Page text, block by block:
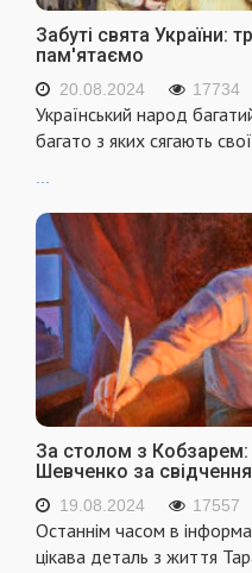
Забуті свята України:
пам'ятаємо
20.08.2024 17734
Український народ
багато з яких сягають
За столом з
Шевченко за
19.08.2024 17557
Останнім часом в
цікава деталь з життя